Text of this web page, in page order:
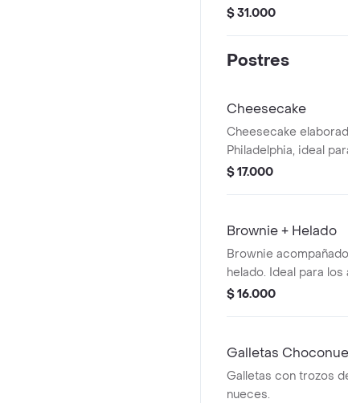
de la casa.
$ 31.000
Postres
Cheesecake
Cheesecake
Philadelphia, ideal
postres cremosos.
$ 17.000
Brownie + Helado
Brownie
helado. Ideal para
chocolate.
$ 16.000
Galletas
Galletas con trozos
nueces.